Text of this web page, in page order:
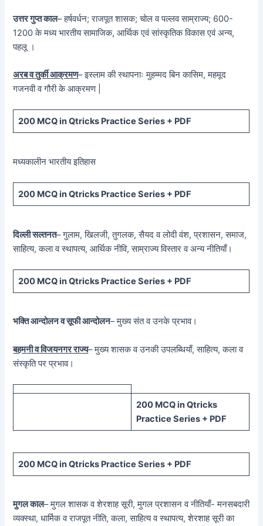
उत्तर गुप्त काल– हर्षवर्धन; राजपूत शासक; चोल व पल्लव साम्राज्य; 600-
1200 के मध्य भारतीय सामाजिक, आर्थिक एवं सांस्कृतिक विकास एवं अन्य,
पहलू ।
अरब व तुर्की आक्रमण– इस्लाम की स्थापनाः मुहम्मद बिन कासिम, महमूद
गजनवी व गौरी के आक्रमण |
200 MCQ in Qtricks Practice Series + PDF
मध्यकालीन भारतीय इतिहास
200 MCQ in Qtricks Practice Series + PDF
दिल्ली सल्तनत– गुलाम, खिलजी, तुगलक, सैयद व लोदी वंश, प्रशासन, समाज,
साहित्य, कला व स्थापत्य, आर्थिक नीवि, साम्राज्य विस्तार व अन्य नीतियाँ।
200 MCQ in Qtricks Practice Series + PDF
भक्ति आन्दोलन व सूफी आन्दोलन– मुख्य संत व उनके प्रभाव।
बहमनी व विजयनगर राज्य– मुख्य शासक व उनकी उपलब्धियाँ, साहित्य, कला व
संस्कृति पर प्रभाव।
200 MCQ in Qtricks
Practice Series + PDF
200 MCQ in Qtricks Practice Series + PDF
मुगल काल– मुगल शासक व शेरशाह सूरी, मुगल प्रशासन व नीतियाँ- मनसबदारी
व्यक्स्था, धार्मिक व राजपूत नीति, कला, साहित्य व स्थापत्य, शेरशाह सूरी का